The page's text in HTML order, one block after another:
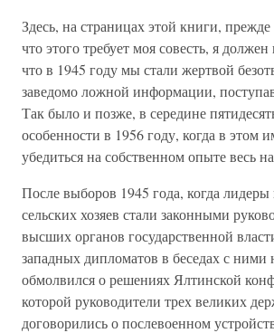
Здесь, на страницах этой книги,
что этого требует моя совесть, я должен
что в 1945 году мы стали жертвой
заведомо ложной информации,
Так было и позже, в середине
особенности в 1956 году, когда в этом
убедиться на собственном опыте весь
После выборов 1945 года, когда
сельских хозяев стали законными
высших органов государственной
западных дипломатов в беседах с ними
обмолвился о решениях Ялтинской
которой руководители трех великих
договорились о послевоенном